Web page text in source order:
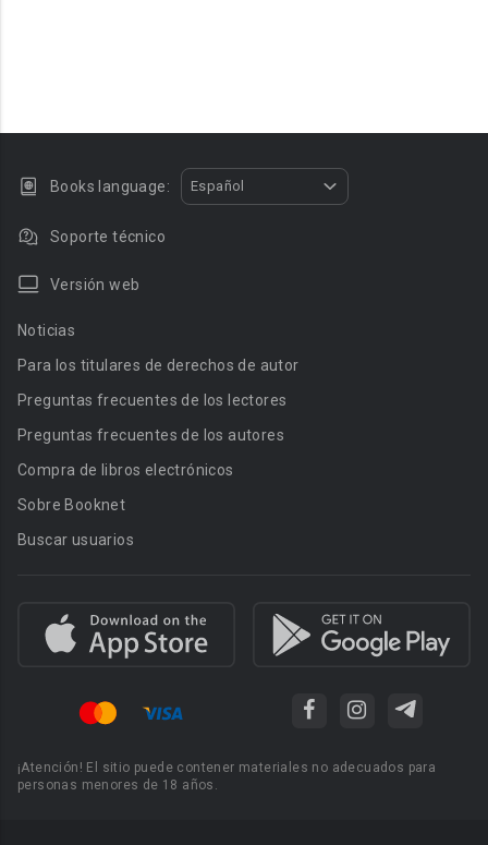
Books language: Español
Soporte técnico
Versión web
Noticias
Para los titulares de derechos de autor
Preguntas frecuentes de los lectores
Preguntas frecuentes de los autores
Compra de libros electrónicos
Sobre Booknet
Buscar usuarios
¡Atención! El sitio puede contener materiales no adecuados para
personas menores de 18 años.